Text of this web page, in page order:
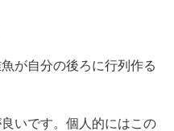
が自分の後ろに行列作る
いです。個人的にはこの